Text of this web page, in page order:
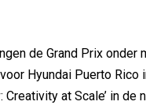
de Grand Prix onder
voor Hyundai Puerto Rico
Creativity at Scale’ in de